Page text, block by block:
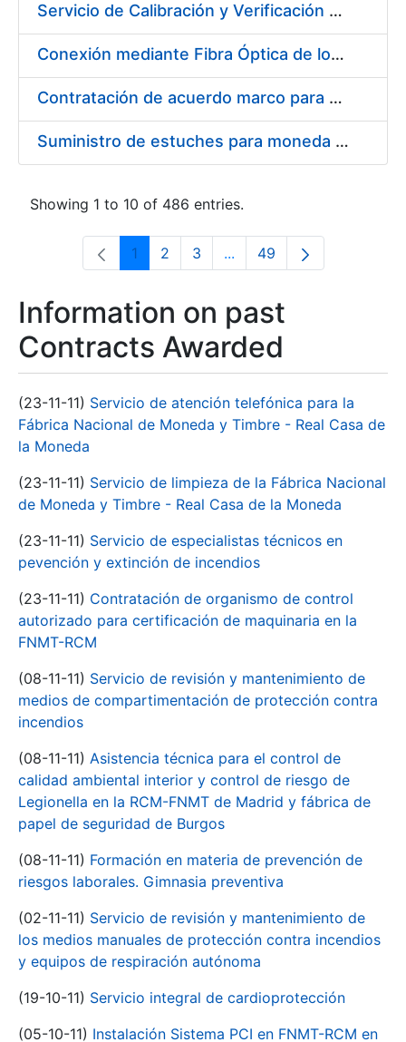
Servicio de Calibración y Verificación Externa de los Equipos de Medición del Servicio de Prevención de la FNMT-RCM
Conexión mediante Fibra Óptica de los Centros de Proceso de Datos (CPDs) de las sedes de la FNMT-RCM de Burgos y Madrid
Contratación de acuerdo marco para el Suministro de Material de Electricidad para la Fábrica Nacional de Moneda y Timbre-Real Casa de la Moneda en su centro de trabajo de Burgos
Suministro de estuches para moneda de 30 €
Showing 1 to 10 of 486 entries.
Page
1 Page
2 Page
3 ...Intermediate Pages Use
Page
49
Information on past
Contracts Awarded
(23-11-11) Servicio de atención telefónica para la
Fábrica Nacional de Moneda y Timbre - Real Casa de
la Moneda
(23-11-11) Servicio de limpieza de la Fábrica Nacional
de Moneda y Timbre - Real Casa de la Moneda
(23-11-11) Servicio de especialistas técnicos en
pevención y extinción de incendios
(23-11-11) Contratación de organismo de control
autorizado para certificación de maquinaria en la
FNMT-RCM
(08-11-11) Servicio de revisión y mantenimiento de
medios de compartimentación de protección contra
incendios
(08-11-11) Asistencia técnica para el control de
calidad ambiental interior y control de riesgo de
Legionella en la RCM-FNMT de Madrid y fábrica de
papel de seguridad de Burgos
(08-11-11) Formación en materia de prevención de
riesgos laborales. Gimnasia preventiva
(02-11-11) Servicio de revisión y mantenimiento de
los medios manuales de protección contra incendios
y equipos de respiración autónoma
(19-10-11) Servicio integral de cardioprotección
(05-10-11) Instalación Sistema PCI en FNMT-RCM en